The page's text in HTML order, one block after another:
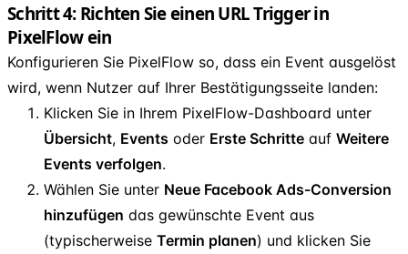
Schritt 4: Richten Sie einen URL Trigger in
PixelFlow ein
Konfigurieren Sie PixelFlow so, dass ein Event ausgelöst
wird, wenn Nutzer auf Ihrer Bestätigungsseite landen:
Klicken Sie in Ihrem PixelFlow-Dashboard unter
Übersicht, Events oder Erste Schritte auf Weitere
Events verfolgen.
Wählen Sie unter Neue Facebook Ads-Conversion
hinzufügen das gewünschte Event aus
(typischerweise Termin planen) und klicken Sie